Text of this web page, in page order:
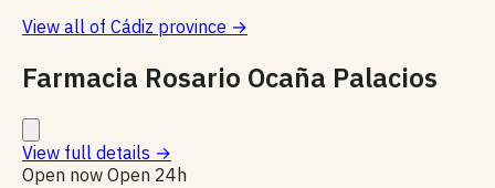
View all of Cádiz province →
Farmacia Rosario Ocaña Palacios
View full details →
Open now Open 24h